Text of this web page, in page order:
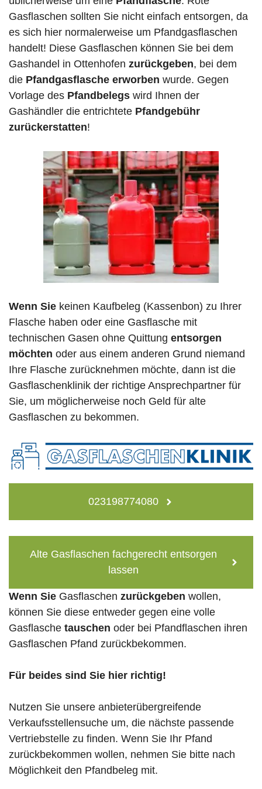
Gasflaschen sollten Sie nicht einfach entsorgen, da
es sich hier normalerweise um Pfandgasflaschen
handelt! Diese Gasflaschen können Sie bei dem
Gashandel in Ottenhofen zurückgeben, bei dem
die Pfandgasflasche erworben wurde. Gegen
Vorlage des Pfandbelegs wird Ihnen der
Gashändler die entrichtete Pfandgebühr
zurückerstatten!
Wenn Sie keinen Kaufbeleg (Kassenbon) zu Ihrer
Flasche haben oder eine Gasflasche mit
technischen Gasen ohne Quittung entsorgen
möchten oder aus einem anderen Grund niemand
Ihre Flasche zurücknehmen möchte, dann ist die
Gasflaschenklinik der richtige Ansprechpartner für
Sie, um möglicherweise noch Geld für alte
Gasflaschen zu bekommen.
023198774080
Alte Gasflaschen fachgerecht entsorgen
lassen
Wenn Sie Gasflaschen zurückgeben wollen,
können Sie diese entweder gegen eine volle
Gasflasche tauschen oder bei Pfandflaschen ihren
Gasflaschen Pfand zurückbekommen.
Für beides sind Sie hier richtig!
Nutzen Sie unsere anbieterübergreifende
Verkaufsstellensuche um, die nächste passende
Vertriebstelle zu finden. Wenn Sie Ihr Pfand
zurückbekommen wollen, nehmen Sie bitte nach
Möglichkeit den Pfandbeleg mit.